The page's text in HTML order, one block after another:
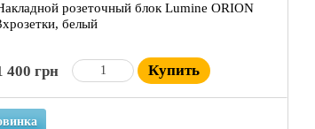
розеточный блок Lumine ORION
белый
400 грн Купить